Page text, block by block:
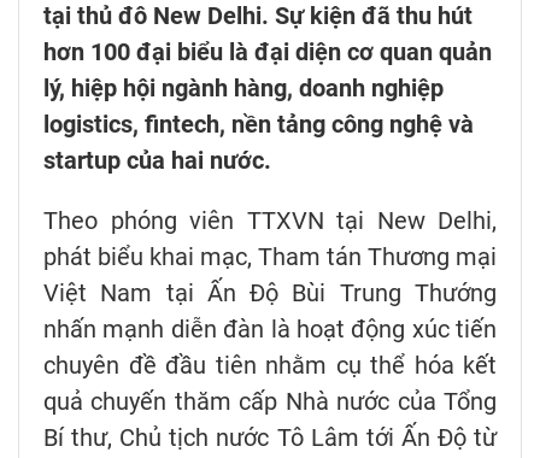
tại thủ đô New Delhi. Sự kiện đã thu hút
hơn 100 đại biểu là đại diện cơ quan quản
lý, hiệp hội ngành hàng, doanh nghiệp
logistics, fintech, nền tảng công nghệ và
startup của hai nước.
Theo phóng viên TTXVN tại New Delhi,
phát biểu khai mạc, Tham tán Thương mại
Việt Nam tại Ấn Độ Bùi Trung Thướng
nhấn mạnh diễn đàn là hoạt động xúc tiến
chuyên đề đầu tiên nhằm cụ thể hóa kết
quả chuyến thăm cấp Nhà nước của Tổng
Bí thư, Chủ tịch nước Tô Lâm tới Ấn Độ từ